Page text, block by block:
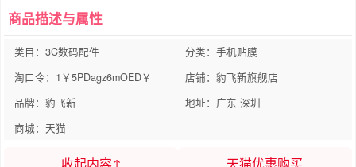
商品描述与属性
类目：3C数码配件
分类：手机贴膜
淘口令：1￥5PDagz6mOED￥
店铺：豹飞新旗舰店
品牌：豹飞新
地址：广东 深圳
商城：天猫
收起内容↑ 天猫优惠购买